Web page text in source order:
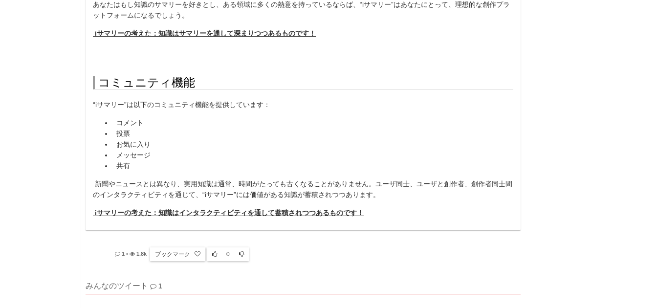
あなたはもし知識のサマリーを好きとし、ある領域に多くの熱意を持っているならば、“iサマリー”はあなたにとって、理想的な創作プラ
ットフォームになるでしょう。
iサマリーの考えた：知識はサマリーを通して深まりつつあるものです！
コミュニティ機能
“iサマリー”は以下のコミュニティ機能を提供しています：
コメント
投票
お気に入り
メッセージ
共有
新聞やニュースとは異なり、実用知識は通常、時間がたっても古くなることがありません。ユーザ同士、ユーザと創作者、創作者同士間
のインタラクティビティを通じて、“iサマリー”には価値がある知識が蓄積されつつあります。
iサマリーの考えた：知識はインタラクティビティを通して蓄積されつつあるものです！
1 • 1.8k ブックマーク 0
みんなのツイート 1